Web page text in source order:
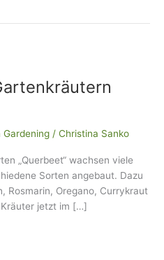
Gardening / Christina Sanko
„Querbeet“ wachsen viele
Sorten angebaut. Dazu
Rosmarin, Oregano, Currykraut
Kräuter jetzt im […]